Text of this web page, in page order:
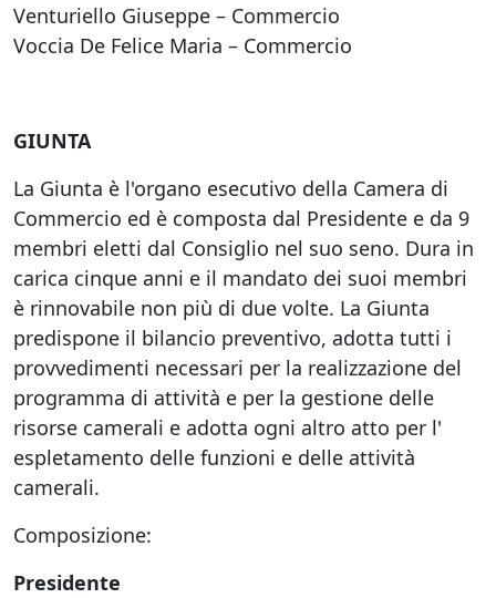
Venturiello Giuseppe – Commercio
Voccia De Felice Maria – Commercio
GIUNTA
La Giunta è l'organo esecutivo della Camera di
Commercio ed è composta dal Presidente e da 9
membri eletti dal Consiglio nel suo seno. Dura in
carica cinque anni e il mandato dei suoi membri
è rinnovabile non più di due volte. La Giunta
predispone il bilancio preventivo, adotta tutti i
provvedimenti necessari per la realizzazione del
programma di attività e per la gestione delle
risorse camerali e adotta ogni altro atto per l'
espletamento delle funzioni e delle attività
camerali.
Composizione:
Presidente